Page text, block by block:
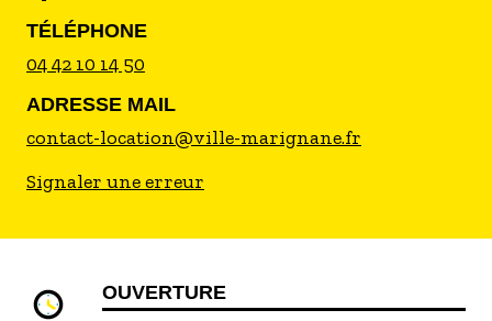
TÉLÉPHONE
04 42 10 14 50
ADRESSE MAIL
contact-location@ville-marignane.fr
Signaler une erreur
OUVERTURE